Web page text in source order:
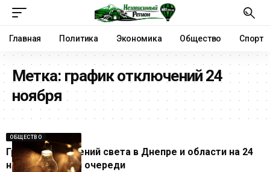
Главная Политика Экономика Общество Спорт
Метка: график отключений 24
ноября
ОБЩЕСТВО
График отключений света в Днепре и области на 24
ноября: время и очереди